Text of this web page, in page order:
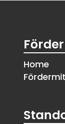
Home